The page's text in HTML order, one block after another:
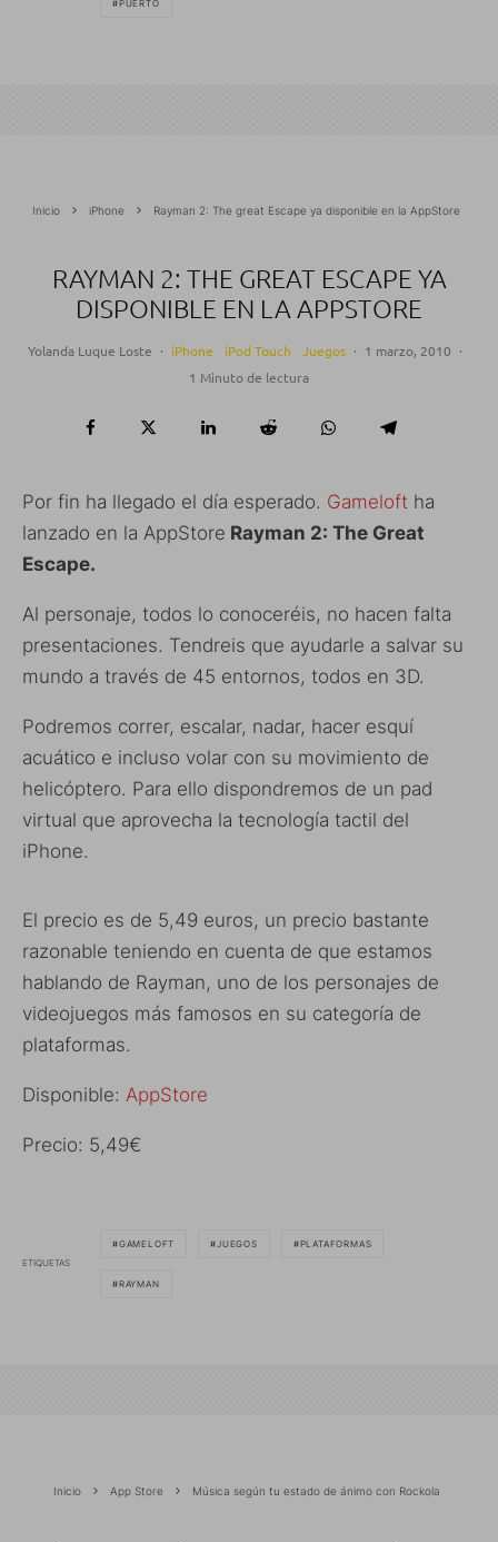
PUERTO
Inicio iPhone Rayman 2: The great Escape ya disponible en la AppStore
RAYMAN 2: THE GREAT ESCAPE YA
DISPONIBLE EN LA APPSTORE
Yolanda Luque Loste · iPhone iPod Touch Juegos · 1 marzo, 2010 ·
1 Minuto de lectura
Por fin ha llegado el día esperado. Gameloft ha
lanzado en la AppStore Rayman 2: The Great
Escape.
Al personaje, todos lo conoceréis, no hacen falta
presentaciones. Tendreis que ayudarle a salvar su
mundo a través de 45 entornos, todos en 3D.
Podremos correr, escalar, nadar, hacer esquí
acuático e incluso volar con su movimiento de
helicóptero. Para ello dispondremos de un pad
virtual que aprovecha la tecnología tactil del
iPhone.
El precio es de 5,49 euros, un precio bastante
razonable teniendo en cuenta de que estamos
hablando de Rayman, uno de los personajes de
videojuegos más famosos en su categoría de
plataformas.
Disponible: AppStore
Precio: 5,49€
ETIQUETAS
GAMELOFT JUEGOS PLATAFORMAS
RAYMAN
Inicio App Store Música según tu estado de ánimo con Rockola